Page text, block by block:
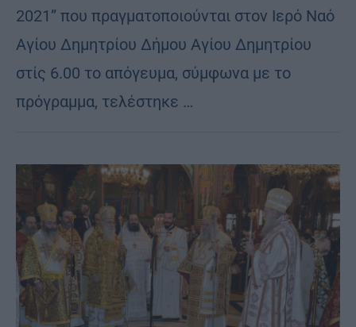
2021” που πραγματοποιούνται στον Ιερό Ναό
Αγίου Δημητρίου Δήμου Αγίου Δημητρίου
στίς 6.00 το απόγευμα, σύμφωνα με το
πρόγραμμα, τελέστηκε …